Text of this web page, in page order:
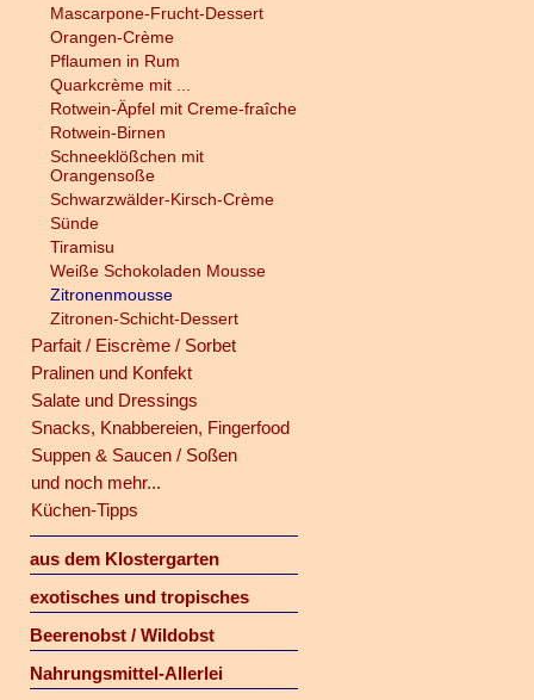
Mascarpone-Frucht-Dessert
Orangen-Crème
Pflaumen in Rum
Quarkcrème mit ...
Rotwein-Äpfel mit Creme-fraîche
Rotwein-Birnen
Schneeklößchen mit
Orangensoße
Schwarzwälder-Kirsch-Crème
Sünde
Tiramisu
Weiße Schokoladen Mousse
Zitronenmousse
Zitronen-Schicht-Dessert
Parfait / Eiscrème / Sorbet
Pralinen und Konfekt
Salate und Dressings
Snacks, Knabbereien, Fingerfood
Suppen & Saucen / Soßen
und noch mehr...
Küchen-Tipps
aus dem Klostergarten
exotisches und tropisches
Beerenobst / Wildobst
Nahrungsmittel-Allerlei